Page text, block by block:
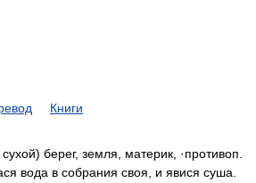
Книги
берег, земля, материк, ·противоп.
вода в собрания своя, и явися суша.